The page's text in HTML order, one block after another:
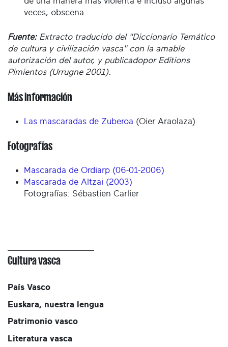
veces, obscena.
Fuente: Extracto traducido del "Diccionario Temático
de cultura y civilización vasca"con la amable
autorización del autor, y publicadopor Editions
Pimientos (Urrugne 2001).
Más información
Las mascaradas de Zuberoa (Oier Araolaza)
Fotografías
Mascarada de Ordiarp (06-01-2006)
Mascarada de Altzai (2003)
Fotografías: Sébastien Carlier
Cultura vasca
País Vasco
Euskara, nuestra lengua
Patrimonio vasco
Literatura vasca